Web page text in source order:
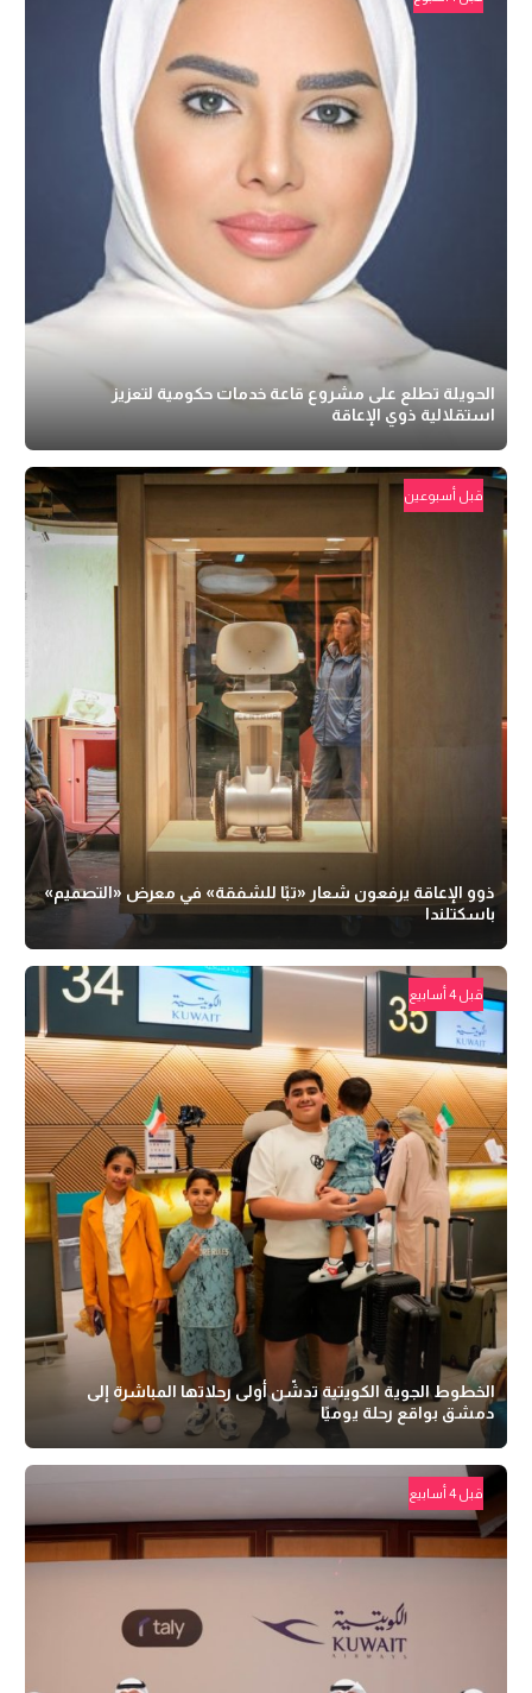
الحويلة تطلع على مشروع قاعة خدمات حكومية لتعزيز
استقلالية ذوي الإعاقة
قبل أسبوعين
ذوو الإعاقة يرفعون شعار «تبًا للشفقة» في معرض «التصميم»
باسكتلندا
قبل 4 أسابيع
الخطوط الجوية الكويتية تدشّن أولى رحلاتها المباشرة إلى
دمشق بواقع رحلة يوميًا
قبل 4 أسابيع